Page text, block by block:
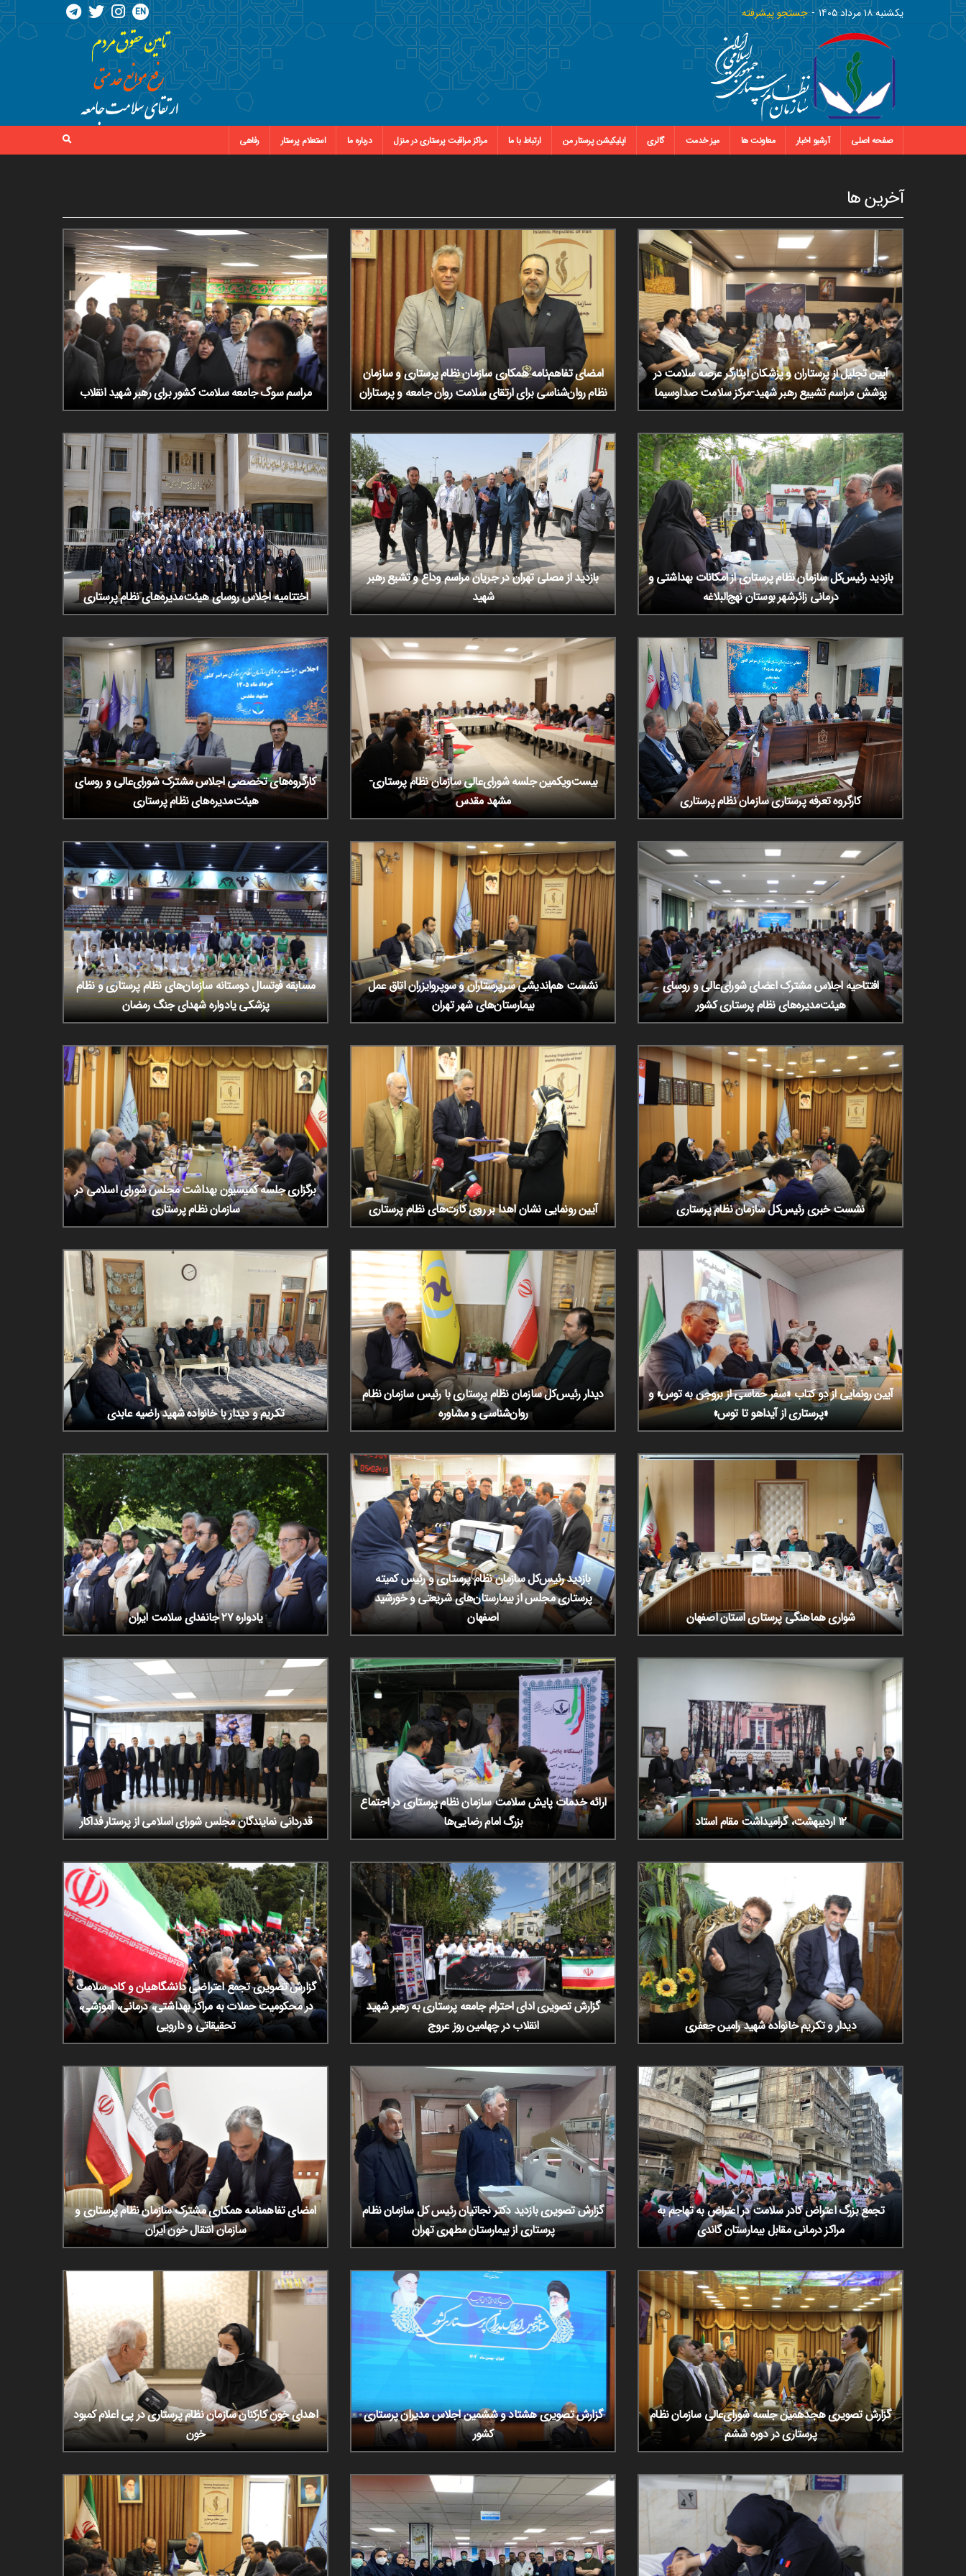
يکشنبه ١٨ مرداد ١٤٠٥ جستجو پیشرفته EN
صفحه اصلی آرشیو اخبار معاونت ها میز خدمت گالری اپلیکیشن پرستار من ارتباط با ما مراکز مراقبت پرستاری در منزل درباره ما استعلام پرستار رفاهی
آخرین ها
آیین تجلیل از پرستاران و پزشکان ایثارگر عرصه سلامت در
پوشش مراسم تشییع رهبر شهید-مرکز سلامت صداوسیما
امضای تفاهم‌نامه همکاری سازمان نظام پرستاری و سازمان
نظام روان‌شناسی برای ارتقای سلامت روان جامعه و پرستاران
مراسم سوگ جامعه سلامت کشور برای رهبر شهید انقلاب
بازدید رئیس‌کل سازمان نظام پرستاری از امکانات بهداشتی و
درمانی زائرشهر بوستان نهج‌البلاغه
بازدید از مصلی تهران در جریان مراسم وداع و تشیع رهبر
شهید
اختتامیه اجلاس روسای هیئت‌مدیره‌های نظام پرستاری
کارگروه تعرفه پرستاری سازمان نظام پرستاری
بیست‌ویکمین جلسه شورای‌عالی سازمان نظام پرستاری-
مشهد مقدس
کارگروه‌های تخصصی اجلاس مشترک شورای‌عالی و روسای
هیئت‌مدیره‌های نظام پرستاری
افتتاحیه اجلاس مشترک اعضای شورای‌عالی و روسای
هیئت‌مدیره‌های نظام پرستاری کشور
نشست هم‌اندیشی سرپرستاران و سوپروایزران اتاق عمل
بیمارستان‌های شهر تهران
مسابقه فوتسال دوستانه سازمان‌های نظام پرستاری و نظام
پزشکی یادواره شهدای جنگ رمضان
نشست خبری رئیس‌کل سازمان نظام پرستاری آیین رونمایی نشان اهدا بر روی کارت‌های نظام پرستاری
برگزاری جلسه کمیسیون بهداشت مجلس شورای اسلامی در
سازمان نظام پرستاری
آیین رونمایی از دو کتاب «سفر حماسی از بروجن به توس» و
«پرستاری از آیداهو تا توس»
دیدار رئیس‌کل سازمان نظام پرستاری با رئیس سازمان نظام
روان‌شناسی و مشاوره
تکریم و دیدار با خانواده شهید راضیه عابدی
شواری هماهنگی پرستاری استان اصفهان
بازدید رئیس‌کل سازمان نظام پرستاری و رئیس کمیته
پرستاری مجلس از بیمارستان‌های شریعتی و خورشید
اصفهان
یادواره ۲۷ جانفدای سلامت ایران
۱۲ اردیبهشت، گرامیداشت مقام استاد
ارائه خدمات پایش سلامت سازمان نظام پرستاری در اجتماع
بزرگ امام رضایی‌ها
قدردانی نمایندگان مجلس شورای اسلامی از پرستار فداکار
دیدار و تکریم خانواده شهید رامین جعفری
گزارش تصویری ادای احترام جامعه پرستاری به رهبر شهید
انقلاب در چهلمین روز عروج
گزارش تصویری تجمع اعتراضی دانشگاهیان و کادر سلامت
در محکومیت حملات به مراکز بهداشتی، درمانی، آموزشی،
تحقیقاتی و دارویی
تجمع بزرگ اعتراض کادر سلامت در اعتراض به تهاجم به
مراکز درمانی مقابل بیمارستان گاندی
گزارش تصویری بازدید دکتر نجاتیان رئیس کل سازمان نظام
پرستاری از بیمارستان مطهری تهران
امضای تفاهمنامه همکاری مشترک سازمان نظام پرستاری و
سازمان انتقال خون ایران
گزارش تصویری هجدهمین جلسه شورای‌عالی سازمان نظام
پرستاری در دوره ششم
گزارش تصویری هشتاد و ششمین اجلاس مدیران پرستاری
کشور
اهدای خون کارکنان سازمان نظام پرستاری در پی اعلام کمبود
خون